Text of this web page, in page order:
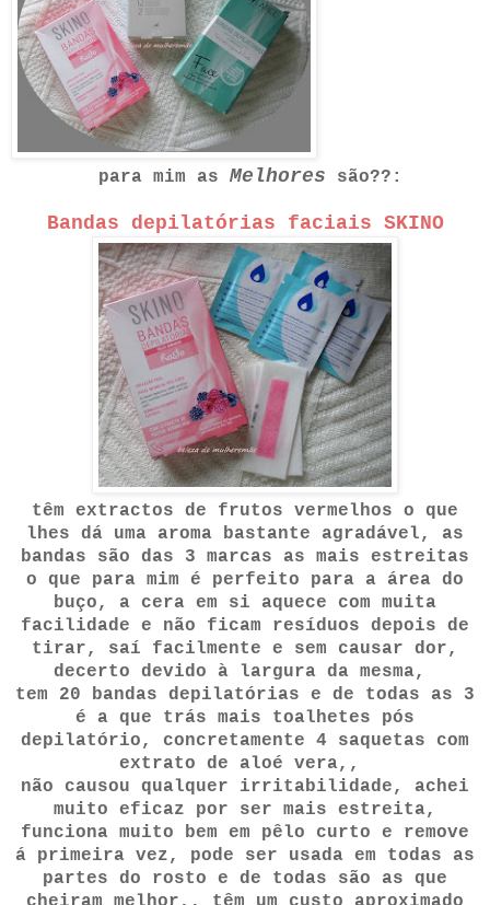
para mim as Melhores são??:
Bandas depilatórias faciais SKINO
têm extractos de frutos vermelhos o que
lhes dá uma aroma bastante agradável, as
bandas são das 3 marcas as mais estreitas
o que para mim é perfeito para a área do
buço, a cera em si aquece com muita
facilidade e não ficam resíduos depois de
tirar, saí facilmente e sem causar dor,
decerto devido à largura da mesma,
tem 20 bandas depilatórias e de todas as 3
é a que trás mais toalhetes pós
depilatório, concretamente 4 saquetas com
extrato de aloé vera,,
não causou qualquer irritabilidade, achei
muito eficaz por ser mais estreita,
funciona muito bem em pêlo curto e remove
á primeira vez, pode ser usada em todas as
partes do rosto e de todas são as que